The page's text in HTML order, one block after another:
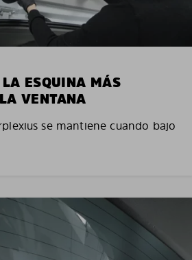
ESQUINA MÁS
VENTANA
se mantiene cuando bajo